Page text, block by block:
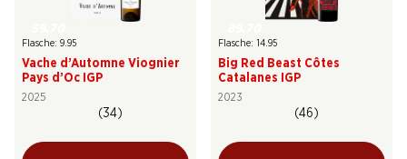
Flasche: 9.95
Vache d’Automne Viognier
Pays d’Oc IGP
2025
(34)
Flasche: 14.95
Big Red Beast Côtes
Catalanes IGP
2023
(46)